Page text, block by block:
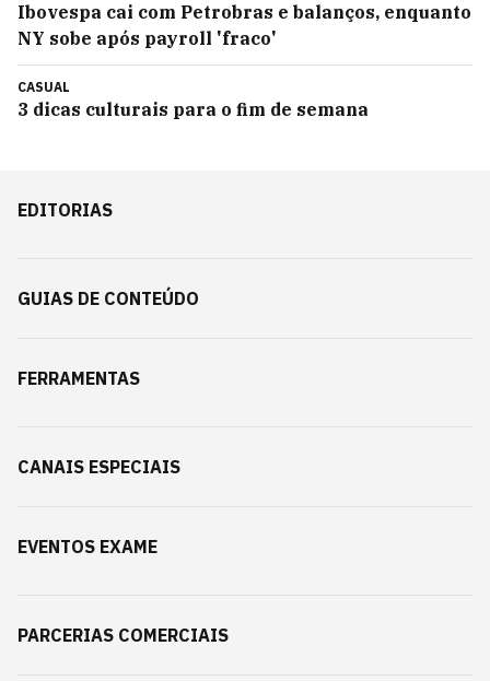
Ibovespa cai com Petrobras e balanços, enquanto
NY sobe após payroll 'fraco'
CASUAL
3 dicas culturais para o fim de semana
EDITORIAS
GUIAS DE CONTEÚDO
FERRAMENTAS
CANAIS ESPECIAIS
EVENTOS EXAME
PARCERIAS COMERCIAIS